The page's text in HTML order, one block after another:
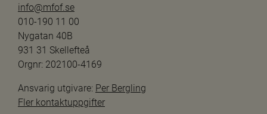
info@mfof.se
010-190 11 00
Nygatan 40B
931 31 Skellefteå
Orgnr: 202100-4169
Ansvarig utgivare: Per Bergling
Fler kontaktuppgifter